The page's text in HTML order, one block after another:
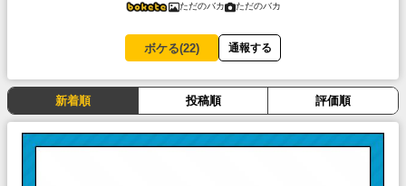
ただのバカ ただのバカ
ボケる(22) 通報する
新着順 投稿順 評価順